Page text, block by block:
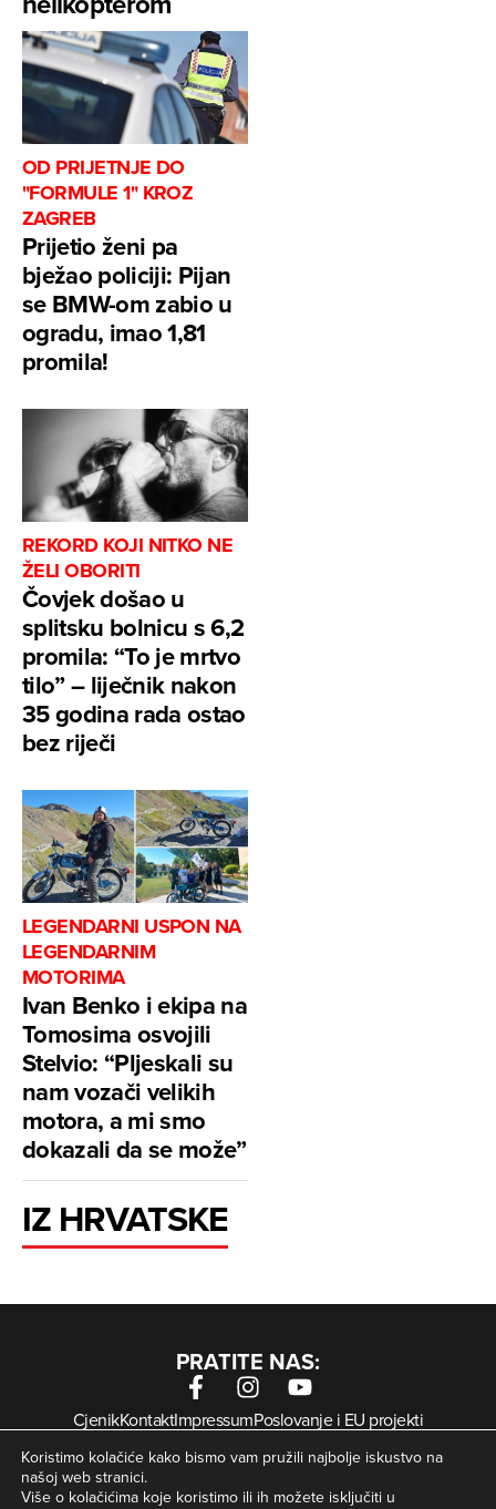
OD PRIJETNJE DO
"FORMULE 1" KROZ
ZAGREB
Prijetio ženi pa
bježao policiji: Pijan
se BMW-om zabio u
ogradu, imao 1,81
promila!
REKORD KOJI NITKO NE
ŽELI OBORITI
Čovjek došao u
splitsku bolnicu s 6,2
promila: “To je mrtvo
tilo” – liječnik nakon
35 godina rada ostao
bez riječi
LEGENDARNI USPON NA
LEGENDARNIM
MOTORIMA
Ivan Benko i ekipa na
Tomosima osvojili
Stelvio: “Pljeskali su
nam vozači velikih
motora, a mi smo
dokazali da se može”
IZ HRVATSKE
PRATITE NAS:
CjenikKontaktImpressumPoslovanje i EU projekti
Arhiva digitalnih novina
Uvjeti korištenjaZaštita privatnosti
Kolačići
Koristimo kolačiće kako bismo vam pružili najbolje iskustvo na
našoj web stranici.
Više o kolačićima koje koristimo ili ih možete isključiti u